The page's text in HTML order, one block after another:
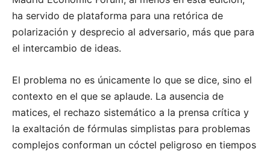
ha servido de plataforma para una retórica de
polarización y desprecio al adversario, más que para
el intercambio de ideas.
El problema no es únicamente lo que se dice, sino el
contexto en el que se aplaude. La ausencia de
matices, el rechazo sistemático a la prensa crítica y
la exaltación de fórmulas simplistas para problemas
complejos conforman un cóctel peligroso en tiempos